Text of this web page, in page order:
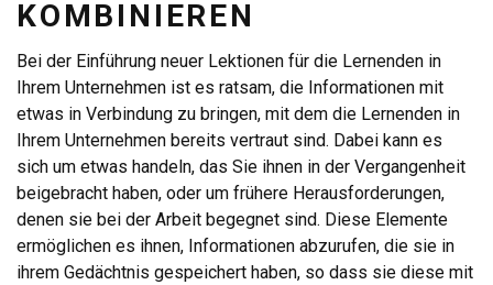
KOMBINIEREN
Bei der Einführung neuer Lektionen für die Lernenden in
Ihrem Unternehmen ist es ratsam, die Informationen mit
etwas in Verbindung zu bringen, mit dem die Lernenden in
Ihrem Unternehmen bereits vertraut sind. Dabei kann es
sich um etwas handeln, das Sie ihnen in der Vergangenheit
beigebracht haben, oder um frühere Herausforderungen,
denen sie bei der Arbeit begegnet sind. Diese Elemente
ermöglichen es ihnen, Informationen abzurufen, die sie in
ihrem Gedächtnis gespeichert haben, so dass sie diese mit